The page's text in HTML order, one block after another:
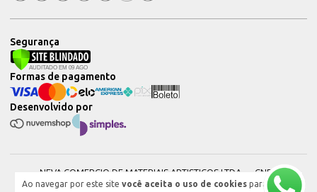
Ao navegar por este site você aceita o uso de cookies para
Segurança
Desenvolvido por
Formas de pagamento
NEVA COMERCIO DE MATERIAIS ARTISTICOS LTDA — CNPJ:
51604544000101 © 2026. Todos os direitos reservados.